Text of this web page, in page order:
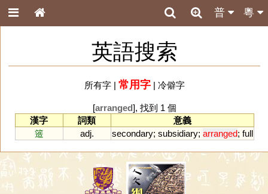
粵
普
英語搜索
所有字| 常用字| 冷僻字
[arranged], 找到 1 個
漢字
詞類
意義
簉
adj. secondary; subsidiary; arranged; full